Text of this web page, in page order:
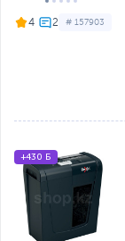
4 # 157903
+430 Б